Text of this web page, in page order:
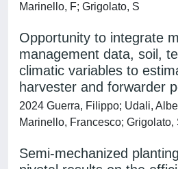
Marinello, F; Grigolato, S
Opportunity to integrate
management data, soil,
climatic variables to
harvester and forwarder
2024 Guerra, Filippo; Udali,
Marinello, Francesco; Grigolato,
Semi-mechanized